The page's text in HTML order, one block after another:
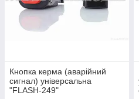
Кнопка керма (аварійний
сигнал) універсальна
"FLASH-249"